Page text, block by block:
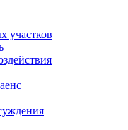
участков